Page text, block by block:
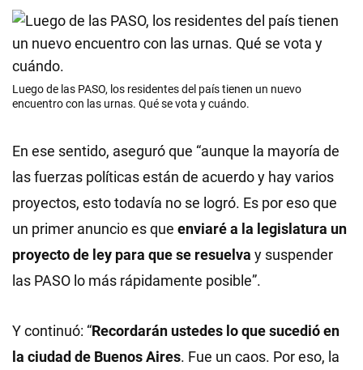
Luego de las PASO, los residentes del país tienen un nuevo
encuentro con las urnas. Qué se vota y cuándo.
En ese sentido, aseguró que “aunque la mayoría de
las fuerzas políticas están de acuerdo y hay varios
proyectos, esto todavía no se logró. Es por eso que
un primer anuncio es que enviaré a la legislatura un
proyecto de ley para que se resuelva y suspender
las PASO lo más rápidamente posible”.
Y continuó: “Recordarán ustedes lo que sucedió en
la ciudad de Buenos Aires. Fue un caos. Por eso, la